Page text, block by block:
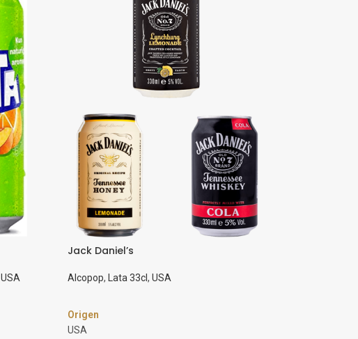
USA
Jack Daniel’s
Alcopop, Lata 33cl, USA
Origen
USA